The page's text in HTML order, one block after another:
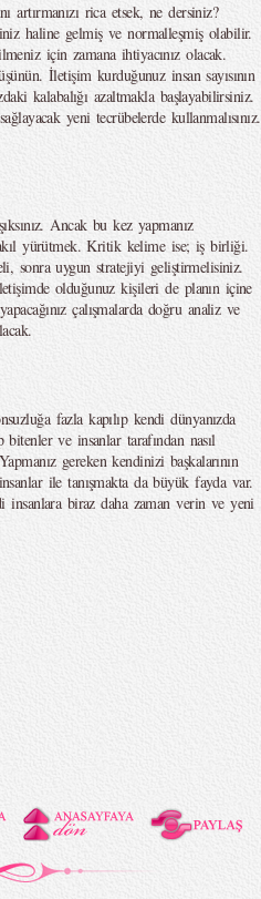
artırmanızı rica etsek, ne dersiniz?
haline gelmiş ve normalleşmiş olabilir.
için zamana ihtiyacınız olacak.
İletişim kurduğunuz insan sayısının
kalabalığı azaltmakla başlayabilirsiniz.
yeni tecrübelerde kullanmalısınız.
Ancak bu kez yapmanız
yürütmek. Kritik kelime ise; iş birliği.
sonra uygun stratejiyi geliştirmelisiniz.
olduğunuz kişileri de planın içine
çalışmalarda doğru analiz ve
fazla kapılıp kendi dünyanızda
bitenler ve insanlar tarafından nasıl
gereken kendinizi başkalarının
ile tanışmakta da büyük fayda var.
biraz daha zaman verin ve yeni